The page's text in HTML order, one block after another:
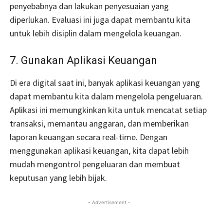
penyebabnya dan lakukan penyesuaian yang
diperlukan. Evaluasi ini juga dapat membantu kita
untuk lebih disiplin dalam mengelola keuangan.
7. Gunakan Aplikasi Keuangan
Di era digital saat ini, banyak aplikasi keuangan yang
dapat membantu kita dalam mengelola pengeluaran.
Aplikasi ini memungkinkan kita untuk mencatat setiap
transaksi, memantau anggaran, dan memberikan
laporan keuangan secara real-time. Dengan
menggunakan aplikasi keuangan, kita dapat lebih
mudah mengontrol pengeluaran dan membuat
keputusan yang lebih bijak.
- Advertisement -